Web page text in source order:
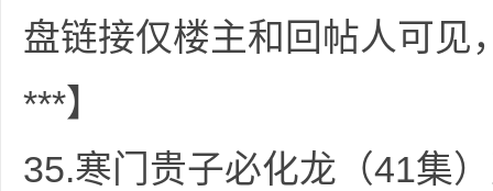
盘链接仅楼主和回帖人可见
***】
35.寒门贵子必化龙（41集